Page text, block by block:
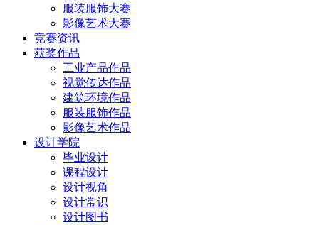
服装服饰大赛
影像艺术大赛
竞赛资讯
获奖作品
工业产品作品
视觉传达作品
建筑环境作品
服装服饰作品
影像艺术作品
设计学院
毕业设计
课程设计
设计视角
设计常识
设计图书